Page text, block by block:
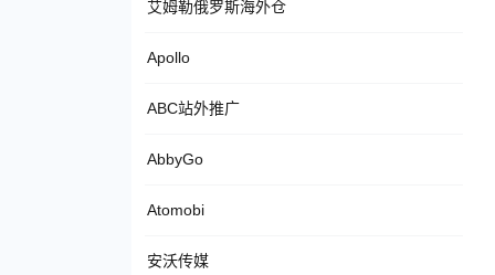
艾姆勒俄罗斯海外仓
Apollo
ABC站外推广
AbbyGo
Atomobi
安沃传媒